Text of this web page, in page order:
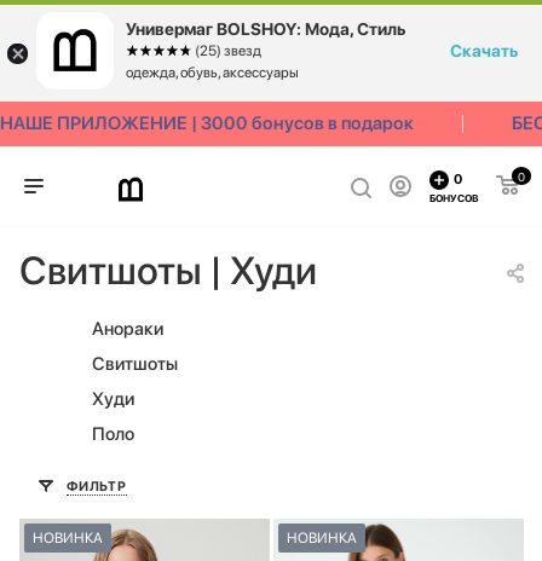
ПРИЛОЖЕНИЕ | 3000 бонусов в подарок
0
0
БОНУСОВ
Свитшоты | Худи
Анораки
Свитшоты
Худи
Поло
ФИЛЬТР
НОВИНКА НОВИНКА
Универмаг BOLSHOY: Мода, Стиль
☆☆☆☆☆
★★★★★ (25) звезд
одежда, обувь, аксессуары
Скачать